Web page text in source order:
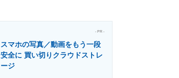
マーケ×ITの今がよく分かる
- PR -
スマホの写真／動画をもう一段
安全に 買い切りクラウドストレ
ージ